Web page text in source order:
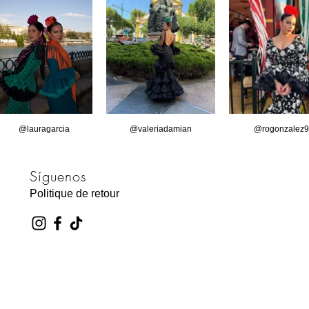
@lauragarcia @valeriadamian
Síguenos
Politique de retour